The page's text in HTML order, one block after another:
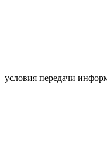
условия передачи